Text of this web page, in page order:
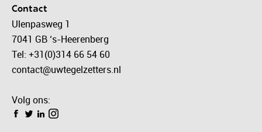
Contact
Ulenpasweg 1
7041 GB ‘s-Heerenberg
Tel: +31(0)314 66 54 60
contact@uwtegelzetters.nl
Volg ons: